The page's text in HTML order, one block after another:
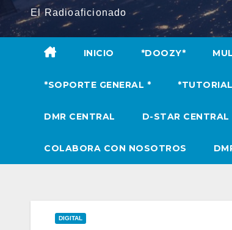
El Radioaficionado
INICIO *DOOZY*
*SOPORTE GENERAL *
DMR CENTRAL D-STAR CENTRAL
COLABORA CON NOSOTROS
DIGITAL